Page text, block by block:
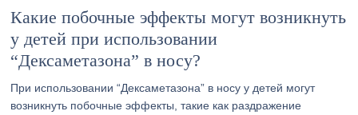
Какие побочные эффекты могут возникнуть
у детей при использовании
“Дексаметазона” в носу?
При использовании “Дексаметазона” в носу у детей могут
возникнуть побочные эффекты, такие как раздражение